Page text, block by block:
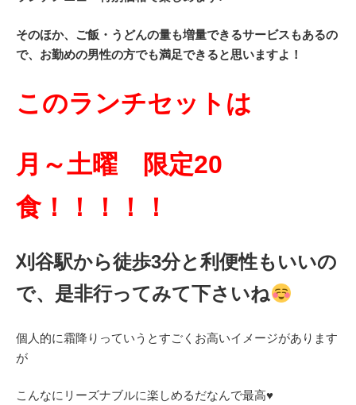
そのほか、ご飯・うどんの量も増量できるサービスもあるの
で、お勤めの男性の方でも満足できると思いますよ！
このランチセットは
月～土曜 限定20
食！！！！！
刈谷駅から徒歩3分と利便性もいいの
で、是非行ってみて下さいね
個人的に霜降りっていうとすごくお高いイメージがあります
が
こんなにリーズナブルに楽しめるだなんで最高♥